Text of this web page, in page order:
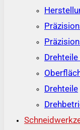
Drehteile